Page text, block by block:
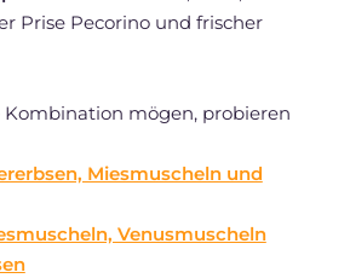
Prise Pecorino und frischer
Kombination mögen, probieren
Miesmuscheln und
Venusmuscheln